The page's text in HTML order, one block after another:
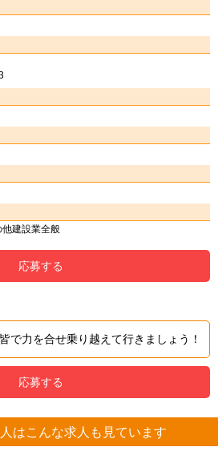
建設業全般
応募する
で力を合せ乗り越えて行きましょう！
応募する
はこんな求人も見ています